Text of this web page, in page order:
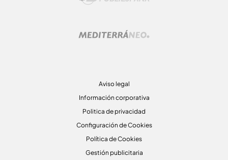
Aviso legal
Información corporativa
Politica de privacidad
Configuración de Cookies
Política de Cookies
Gestión publicitaria